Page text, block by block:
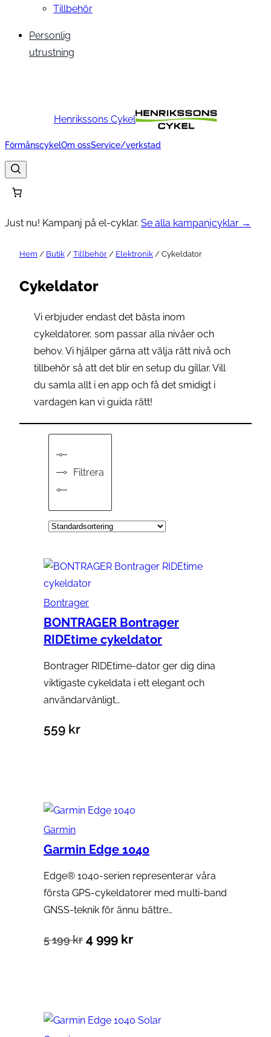
Tillbehör
Personlig
utrustning
Henrikssons Cykel
FörmånscykelOm ossService/verkstad
Just nu! Kampanj på el-cyklar. Se alla kampanjcyklar →
Hem / Butik / Tillbehör / Elektronik / Cykeldator
Cykeldator
Vi erbjuder endast det bästa inom
cykeldatorer, som passar alla nivåer och
behov. Vi hjälper gärna att välja rätt nivå och
tillbehör så att det blir en setup du gillar. Vill
du samla allt i en app och få det smidigt i
vardagen kan vi guida rätt!
Filtrera
Bontrager
BONTRAGER Bontrager
RIDEtime cykeldator
Bontrager RIDEtime-dator ger dig dina
viktigaste cykeldata i ett elegant och
användarvänligt…
559 kr
Garmin
Garmin Edge 1040
Edge® 1040-serien representerar våra
första GPS-cykeldatorer med multi-band
GNSS-teknik för ännu bättre…
5 199kr Det
5
4 999 krDet
4